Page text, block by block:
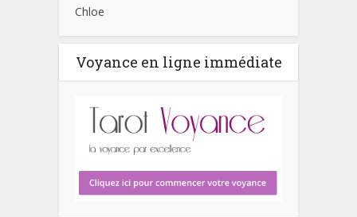
Chloe
Voyance en ligne immédiate